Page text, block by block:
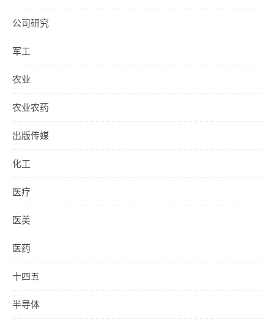
公司研究
军工
农业
农业农药
出版传媒
化工
医疗
医美
医药
十四五
半导体